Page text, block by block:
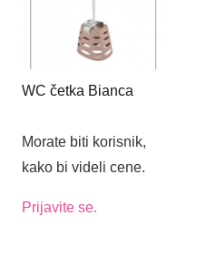
WC četka Bianca
Morate biti korisnik,
kako bi videli cene.
Prijavite se.